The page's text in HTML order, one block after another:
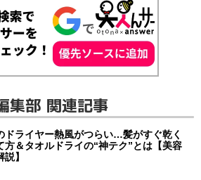
集部 関連記事
ドライヤー熱風がつらい…髪がすぐ乾く
方＆タオルドライの“神テク”とは【美容
説】